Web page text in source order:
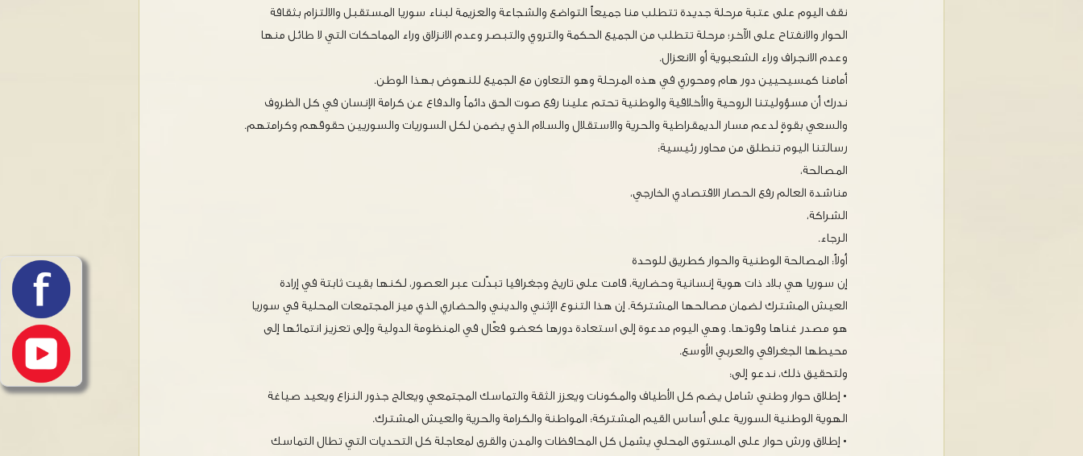
نقف اليوم على عتبة مرحلة جديدة تتطلب منا جميعاً التواضع والشجاعة والعزيمة لبناء سوريا المستقبل والالتزام بثقافة
الحوار والانفتاح على الآخر؛ مرحلة تتطلب من الجميع الحكمة والتروي والتبصر وعدم الانزلاق وراء المماحكات التي لا طائل منها
وعدم الانجراف وراء الشعبوية أو الانعزال.
أمامنا كمسيحيين دور هام ومحوري في هذه المرحلة وهو التعاون مع الجميع للنهوض بهذا الوطن.
ندرك أن مسؤوليتنا الروحية والأخلاقية والوطنية تحتم علينا رفع صوت الحق دائماً والدفاع عن كرامة الإنسان في كل الظروف
والسعي بقوةٍ لدعم مسار الديمقراطية والحرية والاستقلال والسلام الذي يضمن لكل السوريات والسوريين حقوقهم وكرامتهم.
رسالتنا اليوم تنطلق من محاور رئيسية:
المصالحة،
مناشدة العالم رفع الحصار الاقتصادي الخارجي،
الشراكة،
الرجاء.
أولاً: المصالحة الوطنية والحوار كطريق للوحدة
إن سوريا هي بلاد ذات هوية إنسانية وحضارية، قامت على تاريخ وجغرافيا تبدّلت عبر العصور، لكنها بقيت ثابتة في إرادة
العيش المشترك لضمان مصالحها المشتركة. إن هذا التنوع الإثني والديني والحضاري الذي ميز المجتمعات المحلية في سوريا
هو مصدر غناها وقوتها. وهي اليوم مدعوة إلى استعادة دورها كعضو فعّال في المنظومة الدولية وإلى تعزيز انتمائها إلى
محيطها الجغرافي والعربي الأوسع.
ولتحقيق ذلك، ندعو إلى:
• إطلاق حوار وطني شامل يضم كل الأطياف والمكونات ويعزز الثقة والتماسك المجتمعي ويعالج جذور النزاع ويعيد صياغة
الهوية الوطنية السورية على أساس القيم المشتركة: المواطنة والكرامة والحرية والعيش المشترك.
• إطلاق ورش حوار على المستوى المحلي يشمل كل المحافظات والمدن والقرى لمعاجلة كل التحديات التي تطال التماسك